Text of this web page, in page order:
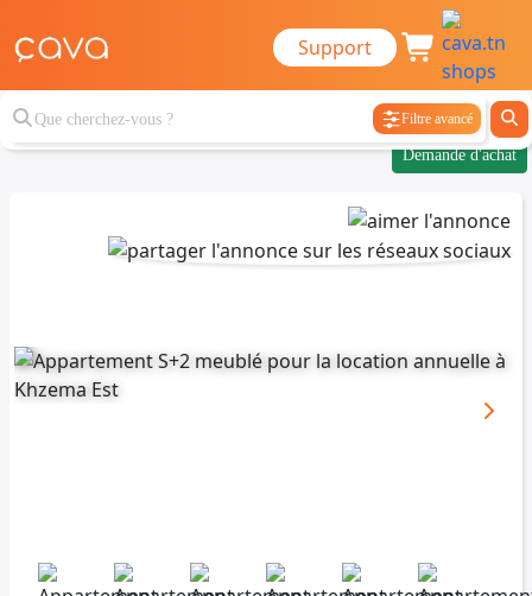
Support
Filtre avancé
Demande d'achat